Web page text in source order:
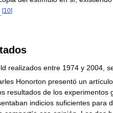
[10]
realizados entre 1974 y 2004
Honorton presentó un artículo
resultados de los experimentos
indicios suficientes para